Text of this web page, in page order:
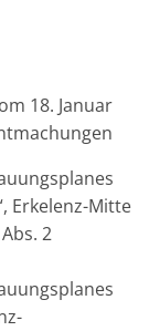
18. Januar
Erkelenz-Mitte
2